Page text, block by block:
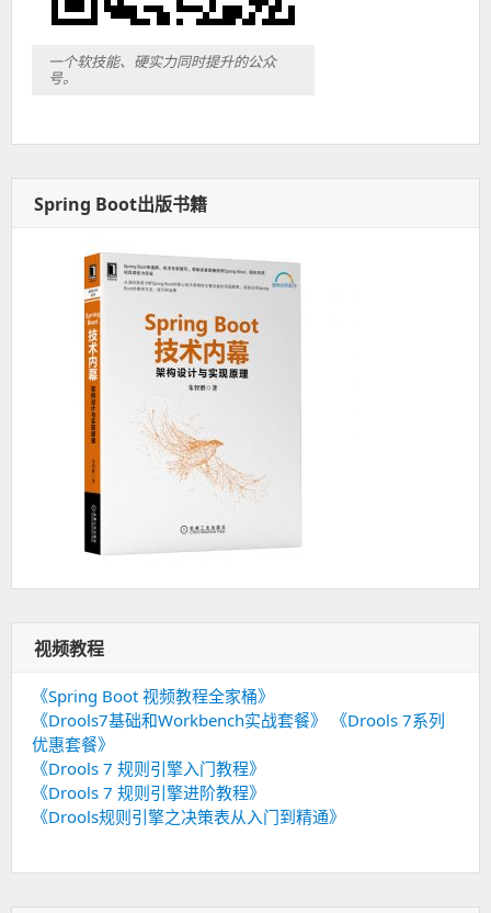
一个软技能、硬实力同时提升的公众
号。
Spring Boot出版书籍
视频教程
《Spring Boot 视频教程全家桶》
《Drools7基础和Workbench实战套餐》
《Drools 7系列
优惠套餐》
《Drools 7 规则引擎入门教程》
《Drools 7 规则引擎进阶教程》
《Drools规则引擎之决策表从入门到精通》